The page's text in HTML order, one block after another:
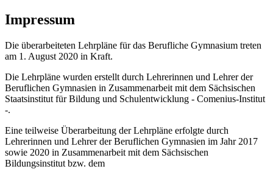
Impressum
Die überarbeiteten Lehrpläne für das Berufliche Gymnasium treten
am 1. August 2020 in Kraft.
Die Lehrpläne wurden erstellt durch Lehrerinnen und Lehrer der
Beruflichen Gymnasien in Zusammenarbeit mit dem Sächsischen
Staatsinstitut für Bildung und Schulentwicklung - Comenius-Institut
-.
Eine teilweise Überarbeitung der Lehrpläne erfolgte durch
Lehrerinnen und Lehrer der Beruflichen Gymnasien im Jahr 2017
sowie 2020 in Zusammenarbeit mit dem Sächsischen
Bildungsinstitut bzw. dem